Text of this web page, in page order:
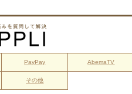
PayPay AbemaTV
その他